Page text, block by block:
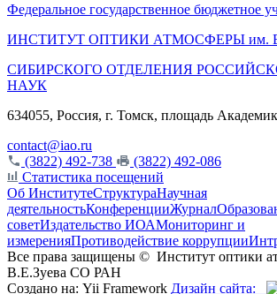
Федеральное государственное бюджетное
ИНСТИТУТ ОПТИКИ АТМОСФЕРЫ им.
СИБИРСКОГО ОТДЕЛЕНИЯ
НАУК
634055, Россия, г. Томск, площадь
contact@iao.ru
(3822) 492-738
(3822) 492-086
Статистика посещений
Об ИнститутеСтруктураНаучная
деятельностьКонференцииЖурнал
советИздательство ИОАМониторинг и
измеренияПротиводействие коррупции
Все права защищены © Институт оптики
В.Е.Зуева СО РАН
Создано на: Yii Framework Дизайн сайта: